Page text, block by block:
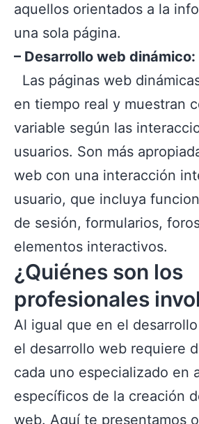
aquellos orientados a la
una sola página.
– Desarrollo web dinámico:
Las páginas web
en tiempo real y muestran
variable según las
usuarios. Son más
web con una interacción
usuario, que incluya
de sesión, formularios,
elementos interactivos.
¿Quiénes son los
profesionales
Al igual que en el
el desarrollo web requiere
cada uno especializado en
específicos de la creación
web. Aquí te presentamos